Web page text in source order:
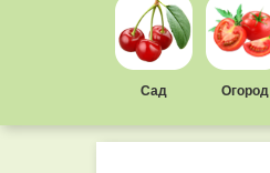
Сад Огород